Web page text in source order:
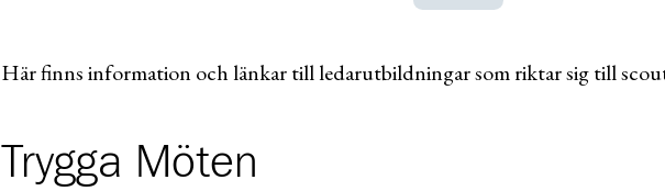
Här finns information och länkar till ledarutbildningar som riktar sig till
Trygga Möten